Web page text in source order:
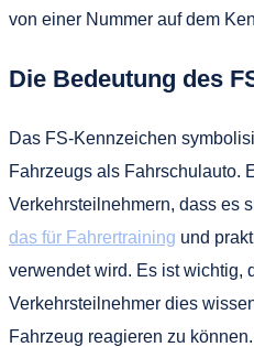
von einer Nummer auf dem
Die Bedeutung des
Das FS-Kennzeichen
Fahrzeugs als Fahrschulauto.
Verkehrsteilnehmern, dass es
das für Fahrertraining und
verwendet wird. Es ist wichtig,
Verkehrsteilnehmer dies
Fahrzeug reagieren zu können.